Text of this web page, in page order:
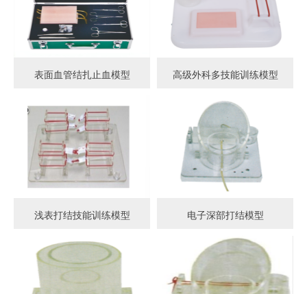
表面血管结扎止血模型 高级外科多技能训练模型
浅表打结技能训练模型 电子深部打结模型